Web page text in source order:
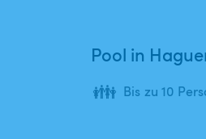
Pool in
👪 Bis zu 10